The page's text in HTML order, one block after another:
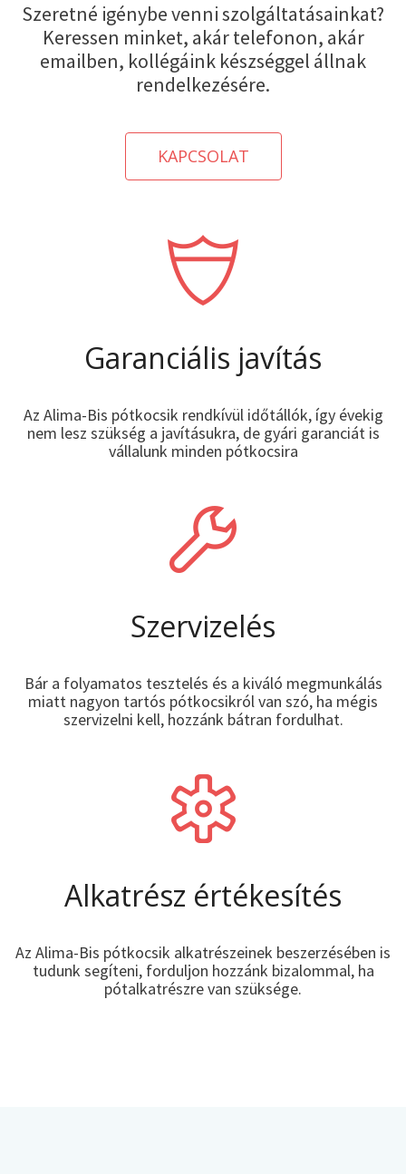
Szeretné igénybe venni szolgáltatásainkat?
Keressen minket, akár telefonon, akár
emailben, kollégáink készséggel állnak
rendelkezésére.
KAPCSOLAT
Garanciális javítás
Az Alima-Bis pótkocsik rendkívül időtállók, így évekig
nem lesz szükség a javításukra, de gyári garanciát is
vállalunk minden pótkocsira
Szervizelés
Bár a folyamatos tesztelés és a kiváló megmunkálás
miatt nagyon tartós pótkocsikról van szó, ha mégis
szervizelni kell, hozzánk bátran fordulhat.
Alkatrész értékesítés
Az Alima-Bis pótkocsik alkatrészeinek beszerzésében is
tudunk segíteni, forduljon hozzánk bizalommal, ha
pótalkatrészre van szüksége.